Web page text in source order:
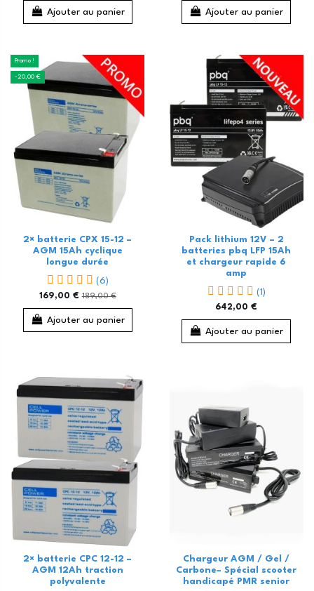
Ajouter au panier Ajouter au panier
Promo !
-20,00 €
2× batterie CPX 15-12 –
AGM 15Ah cyclique
longue durée
(6)
169,00 €189,00 €
Ajouter au panier
Pack lithium 12V – 2
batteries pbq LFP 15Ah
et chargeur rapide 6
amp
(1)
642,00 €
Ajouter au panier
2× batterie CPC 12-12 –
AGM 12Ah traction
polyvalente
Chargeur AGM / Gel /
Carbone– Spécial scooter
handicapé PMR senior